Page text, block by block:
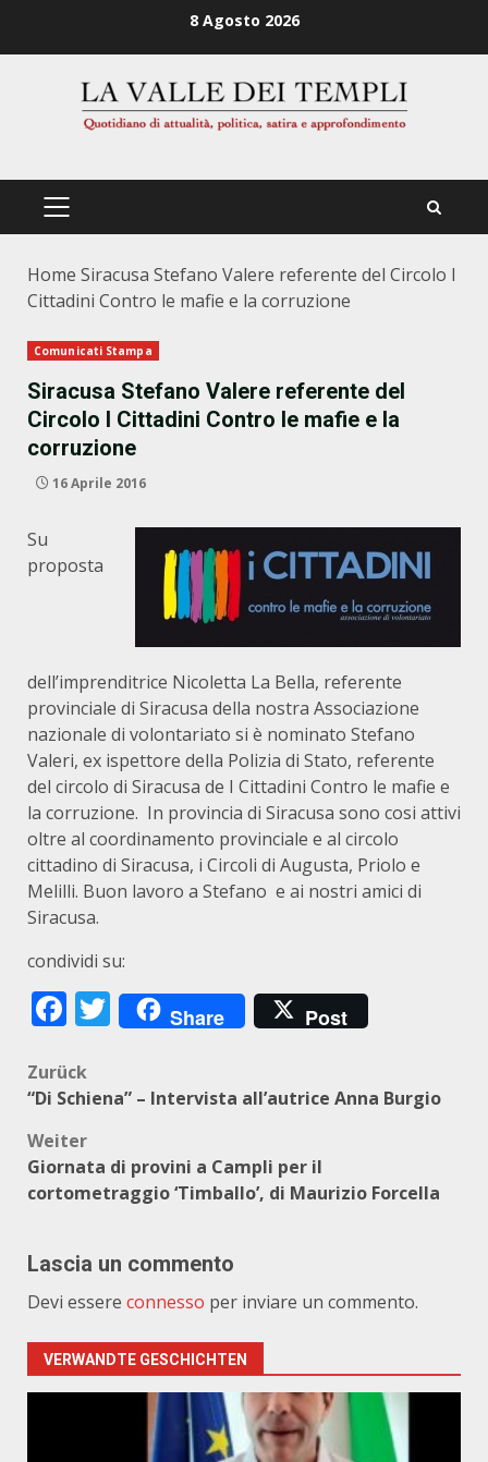
8 Agosto 2026
PRIMÄRES
Home Siracusa Stefano Valere referente del Circolo I
Cittadini Contro le mafie e la corruzione
Comunicati Stampa
Siracusa Stefano Valere referente del
Circolo I Cittadini Contro le mafie e la
corruzione
16 Aprile 2016
Su
proposta
dell’imprenditrice Nicoletta La Bella, referente
provinciale di Siracusa della nostra Associazione
nazionale di volontariato si è nominato Stefano
Valeri, ex ispettore della Polizia di Stato, referente
del circolo di Siracusa de I Cittadini Contro le mafie e
la corruzione. In provincia di Siracusa sono cosi attivi
oltre al coordinamento provinciale e al circolo
cittadino di Siracusa, i Circoli di Augusta, Priolo e
Melilli. Buon lavoro a Stefano e ai nostri amici di
Siracusa.
condividi su:
Facebook
Twitter
Share Post
Beitragsnavigation
Zurück
“Di Schiena” – Intervista all’autrice Anna Burgio
Weiter
Giornata di provini a Campli per il
cortometraggio ‘Timballo’, di Maurizio Forcella
Lascia un commento
Devi essere connesso per inviare un commento.
VERWANDTE GESCHICHTEN